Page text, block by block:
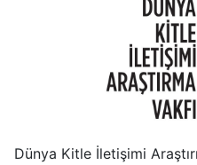
Dünya Kitle İletişimi